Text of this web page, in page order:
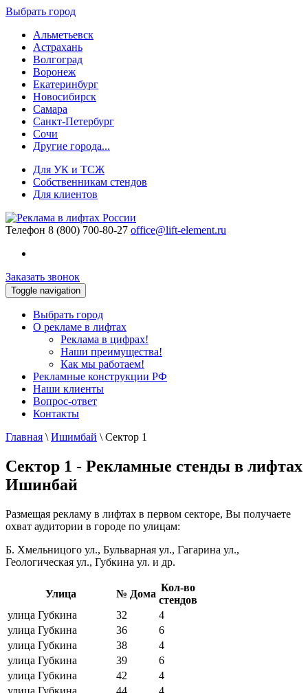
Выбрать город
Альметьевск
Астрахань
Волгоград
Воронеж
Екатеринбург
Новосибирск
Самара
Санкт-Петербург
Сочи
Другие города...
Для УК и ТСЖ
Собственникам стендов
Для клиентов
Телефон 8 (800) 700-80-27 office@lift-element.ru
Заказать звонок
Toggle navigation
Выбрать город
О рекламе в лифтах
Реклама в цифрах!
Наши преимущества!
Как мы работаем!
Рекламные конструкции РФ
Наши клиенты
Вопрос-ответ
Контакты
Главная \ Ишимбай \ Сектор 1
Сектор 1 - Рекламные стенды в лифтах
Ишинбай
Размещая рекламу в лифтах в первом секторе, Вы получаете
охват аудитории в городе по улицам:
Б. Хмельницого ул., Бульварная ул., Гагарина ул.,
Геологическая ул., Губкина ул. и др.
Улица № Дома
Кол-во
стендов
улица Губкина
32
4
улица Губкина
36
6
улица Губкина
38
4
улица Губкина
39
6
улица Губкина
42
4
улица Губкина
44
4